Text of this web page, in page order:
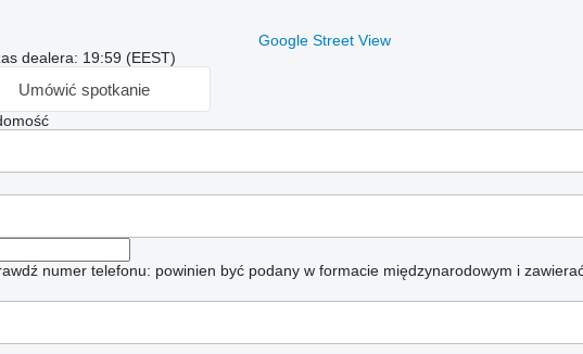
Google Street View
dealera: 19:59 (EEST)
Umówić spotkanie
numer telefonu: powinien być podany w formacie międzynarodowym i